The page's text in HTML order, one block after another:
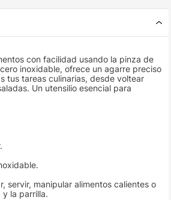
con facilidad usando la pinza de
inoxidable, ofrece un agarre preciso
tus tareas culinarias, desde voltear
Un utensilio esencial para
servir, manipular alimentos calientes o
y la parrilla.